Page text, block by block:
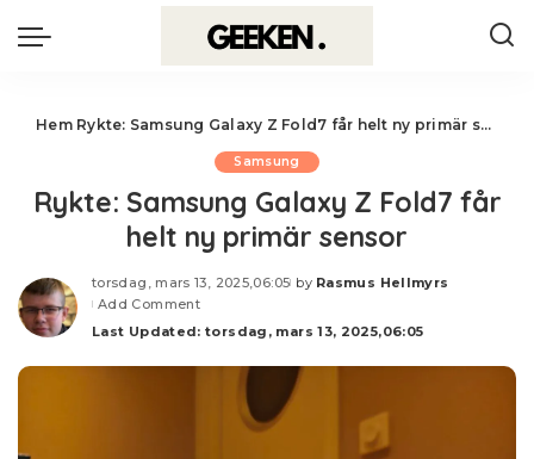
Hem Rykte: Samsung Galaxy Z Fold7 får helt ny primär sensor
Samsung
Rykte: Samsung Galaxy Z Fold7 får
helt ny primär sensor
torsdag, mars 13, 2025,06:05
Posted
by Rasmus Hellmyrs
Add Comment
Last Updated: torsdag, mars 13, 2025,06:05